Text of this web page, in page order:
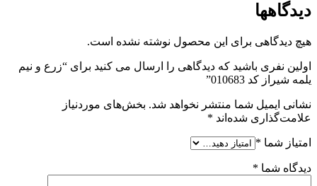
دیدگاهها
هیچ دیدگاهی برای این محصول نوشته نشده است.
اولین نفری باشید که دیدگاهی را ارسال می کنید برای “زرع و نیم
یلمه شیراز کد 010683”
نشانی ایمیل شما منتشر نخواهد شد. بخش‌های موردنیاز
علامت‌گذاری شده‌اند *
امتیاز شما *
دیدگاه شما *